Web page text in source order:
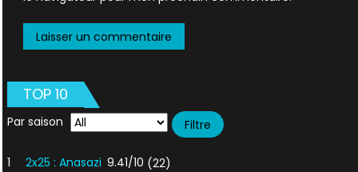
TOP 10
Par saison
1 2x25 : Anasazi 9.41/10 (22)